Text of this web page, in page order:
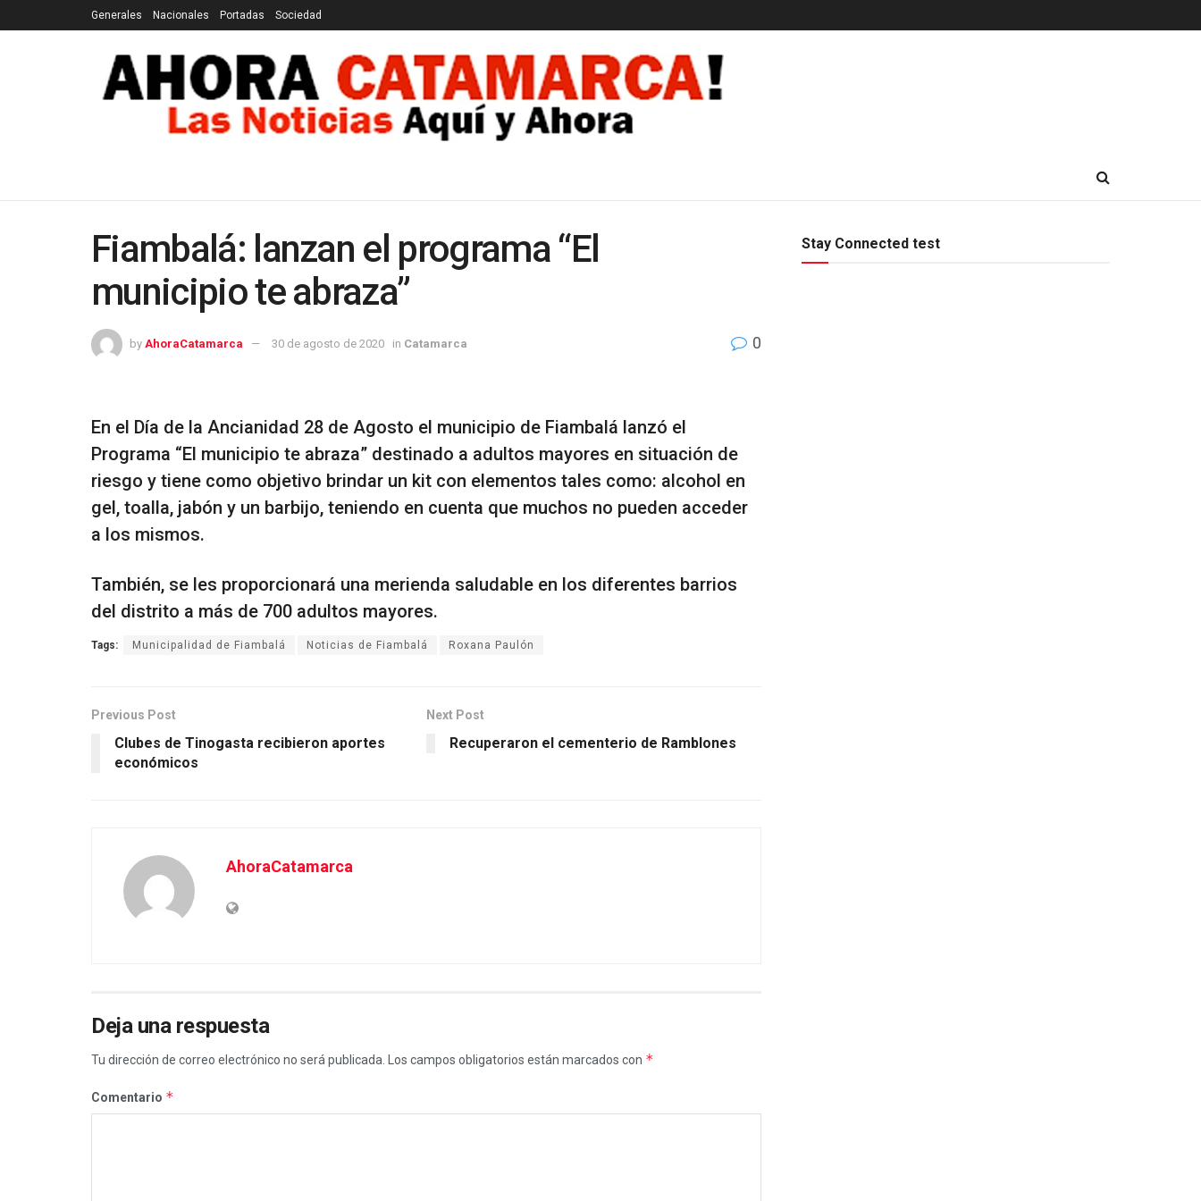
Generales Nacionales Portadas Sociedad
Fiambalá: lanzan el programa “El
municipio te abraza”
by AhoraCatamarca 30 de agosto de 2020 in Catamarca 0
En el Día de la Ancianidad 28 de Agosto el municipio de Fiambalá lanzó el
Programa “El municipio te abraza” destinado a adultos mayores en situación de
riesgo y tiene como objetivo brindar un kit con elementos tales como: alcohol en
gel, toalla, jabón y un barbijo, teniendo en cuenta que muchos no pueden acceder
a los mismos.
También, se les proporcionará una merienda saludable en los diferentes barrios
del distrito a más de 700 adultos mayores.
Tags: Municipalidad de Fiambalá Noticias de Fiambalá Roxana Paulón
Previous Post
Clubes de Tinogasta recibieron aportes
económicos
Next Post
Recuperaron el cementerio de Ramblones
AhoraCatamarca
Deja una respuesta
Tu dirección de correo electrónico no será publicada. Los campos obligatorios están marcados con *
Comentario *
Stay Connected test